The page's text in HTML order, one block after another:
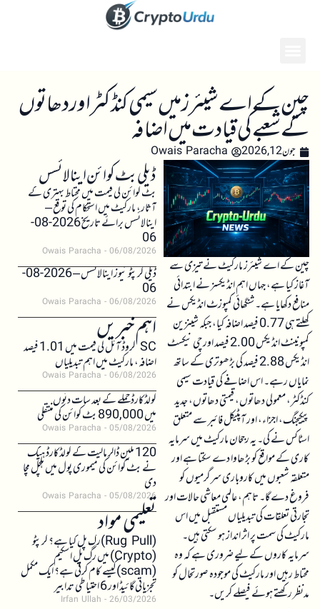
چین کے اے شیئرز میں سیمی کنڈکٹر اور دھاتوں
کے شعبے کی قیادت میں اضافہ
جون 12, 2026 Owais Paracha
چین کے اے شیئرز مارکیٹ نے تیزی سے
آغاز کیا ہے، جہاں اہم انڈیکسز نے ابتدائی
منافع دکھایا ہے۔ شنگھائی کمپوزٹ انڈیکس نے
کھلتے ہی 0.77 فیصد اضافہ کیا، جبکہ شینزین
کمپونینٹ انڈیکس 2.00 فیصد اور چی نیکسٹ
انڈیکس 2.88 فیصد کی بڑھوتری کے ساتھ
نمایاں رہے۔ اس اضافے کی قیادت سیمی
کنڈکٹر، معمولی دھاتوں، قیمتی دھاتوں، جدید
پیکیجنگ، اجزاء، اور آپٹیکل فائبر سے متعلق
اسٹاکس نے کی۔ یہ رجحان مارکیٹ میں سرمایہ
کاری کے مواقع کو بڑھاوا دے سکتا ہے اور
متعلقہ شعبوں میں کاروباری سرگرمیوں کو
فروغ دے گا۔ تاہم، عالمی معاشی حالات اور
تجارتی تعلقات کی تبدیلیاں مستقبل میں اس
مارکیٹ کی سمت پر اثر انداز ہو سکتی ہیں۔
سرمایہ کاروں کے لیے ضروری ہے کہ وہ
محتاط رہیں اور مارکیٹ کی موجودہ صورتحال کو
مدنظر رکھتے ہوئے فیصلے کریں۔
ڈیلی بٹ کوائن اینالائسس
بٹ کوائن کی قیمت میں محتاط بہتری کے
آثار، مارکیٹ میں استحکام کی توقع –
اینالائسس برائے تاریخ 2026-08-
06
Owais Paracha 06/08/2026
ڈیلی کرپٹو نیوز اینالائسس – 2026-08-
06
Owais Paracha 06/08/2026
اہم خبریں SC کروڈ آئل کی قیمت میں 1.01 فیصد
اضافہ، مارکیٹ میں اہم تبدیلیاں
Owais Paracha 06/08/2026
کولڈکارڈ حملے کے بعد سات دنوں
میں 890,000 بٹ کوائن کی منتقلی
Owais Paracha 05/08/2026
120 ملین ڈالر مالیت کے کولڈکارڈ ہیک
نے بٹ کوائن کی میموری پول میں ہلچل مچا
دی
Owais Paracha 05/08/2026
تعلیمی مواد(Rug Pull)رگ پل کیا ہے؟ کرپٹو
(Crypto) میں رگ پل اسکیم
(scam)کیسے کام کرتی ہے؟ ایک مکمل
تجزیاتی گائیڈ اور 6 احتیاطی تدابیر
Irfan Ullah 26/03/2026